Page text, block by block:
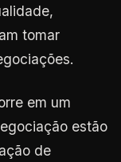
tomar
em um
estão
de